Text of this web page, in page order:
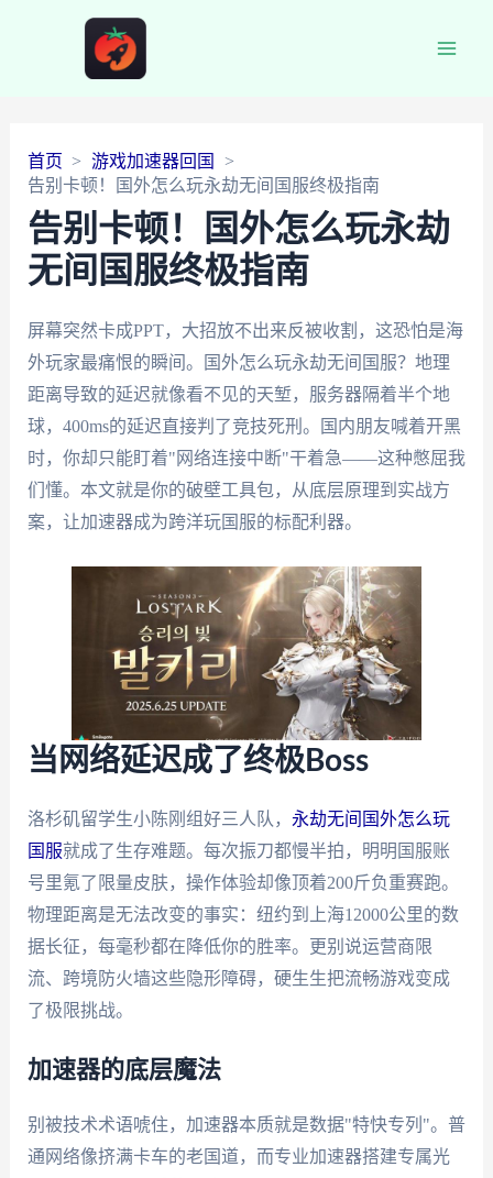
首页
游戏加速器回国
告别卡顿！国外怎么玩永劫无间国服终极指南
告别卡顿！国外怎么玩永劫
无间国服终极指南
屏幕突然卡成PPT，大招放不出来反被收割，这恐怕是海
外玩家最痛恨的瞬间。国外怎么玩永劫无间国服？地理
距离导致的延迟就像看不见的天堑，服务器隔着半个地
球，400ms的延迟直接判了竞技死刑。国内朋友喊着开黑
时，你却只能盯着"网络连接中断"干着急——这种憋屈我
们懂。本文就是你的破壁工具包，从底层原理到实战方
案，让加速器成为跨洋玩国服的标配利器。
当网络延迟成了终极Boss
洛杉矶留学生小陈刚组好三人队， 永劫无间国外怎么玩
国服就成了生存难题。每次振刀都慢半拍，明明国服账
号里氪了限量皮肤，操作体验却像顶着200斤负重赛跑。
物理距离是无法改变的事实：纽约到上海12000公里的数
据长征，每毫秒都在降低你的胜率。更别说运营商限
流、跨境防火墙这些隐形障碍，硬生生把流畅游戏变成
了极限挑战。
加速器的底层魔法
别被技术术语唬住，加速器本质就是数据"特快专列"。普
通网络像挤满卡车的老国道，而专业加速器搭建专属光